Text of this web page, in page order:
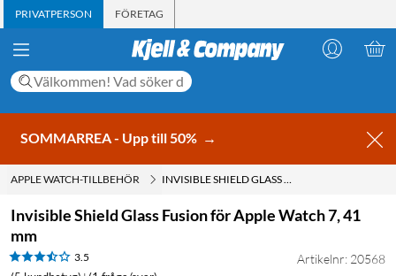
PRIVATPERSON FÖRETAG
SOMMARREA - Upp till 50% →
APPLE WATCH-TILLBEHÖR INVISIBLE SHIELD GLASS FUSION FÖR APPLE WATCH 7, 41 MM
Invisible Shield Glass Fusion för Apple Watch 7, 41
mm
3.5 Artikelnr: 20568